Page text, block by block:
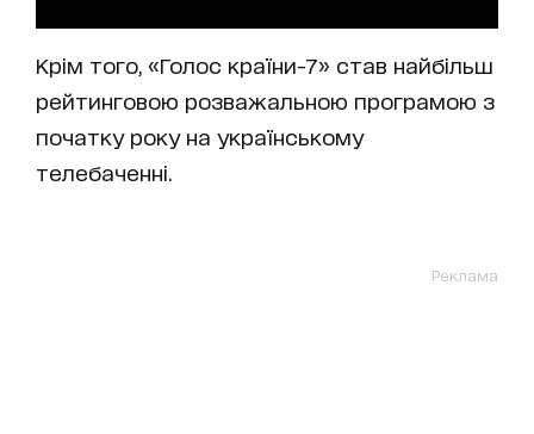
Крім того, «Голос країни-7» став найбільш
рейтинговою розважальною програмою з
початку року на українському
телебаченні.
Реклама